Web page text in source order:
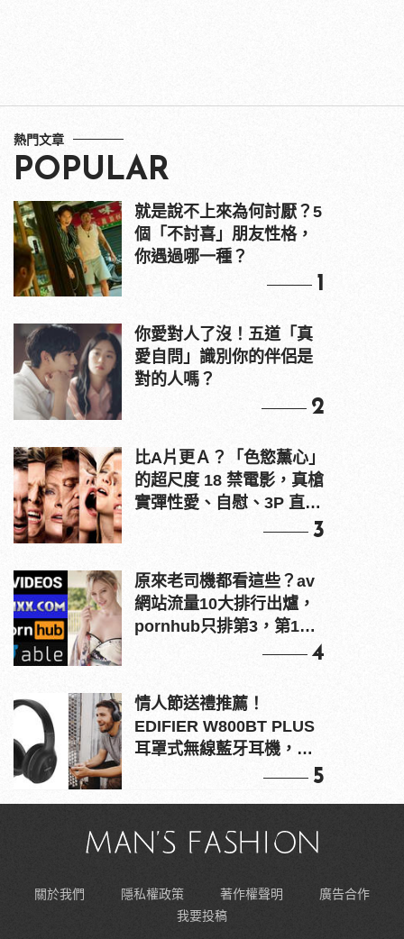
熱門文章
POPULAR
就是說不上來為何討厭？5
個「不討喜」朋友性格，
你遇過哪一種？
1
你愛對人了沒！五道「真
愛自問」識別你的伴侶是
對的人嗎？
2
比A片更Ａ？「色慾薰心」
的超尺度 18 禁電影，真槍
實彈性愛、自慰、3P 直接
3
原來老司機都看這些？av
網站流量10大排行出爐，
pornhub只排第3，第1名
4
情人節送禮推薦！
EDIFIER W800BT PLUS
耳罩式無線藍牙耳機，在
5
關於我們 隱私權政策 著作權聲明
廣告合作
我要投稿